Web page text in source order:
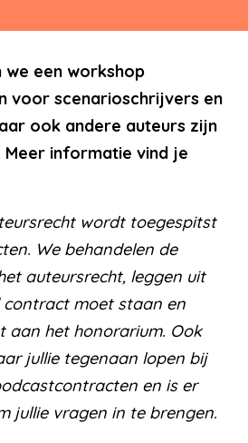
we een workshop
voor scenarioschrijvers en
ook andere auteurs zijn
informatie vind je
wordt toegespitst
We behandelen de
auteursrecht, leggen uit
contract moet staan en
aan het honorarium. Ook
jullie tegenaan lopen bij
en is er
jullie vragen in te brengen.